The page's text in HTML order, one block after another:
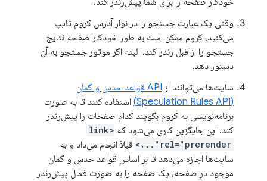
وقتی یک عبارت جستجو را در نوار آدرس کروم تایپ
می‌کنید، کروم ممکن است به طور خودکار صفحه نتایج
جستجو را از قبل رندر کند، البته اگر موتور جستجو به آن
دستور دهد.
سایت‌ها می‌توانند از
API قواعد حدس و گمان
(Speculation Rules API)
استفاده کنند تا به صورت
برنامه‌نویسی به کروم بگویند کدام صفحات را پیش‌رندر
کند. این جایگزین کاری می‌شود که
<link
rel="prerender"...>
قبلاً انجام می‌داد و به
سایت‌ها اجازه می‌دهد تا بر اساس قواعد حدس و گمان
موجود در صفحه، یک صفحه را به صورت فعال پیش‌رندر